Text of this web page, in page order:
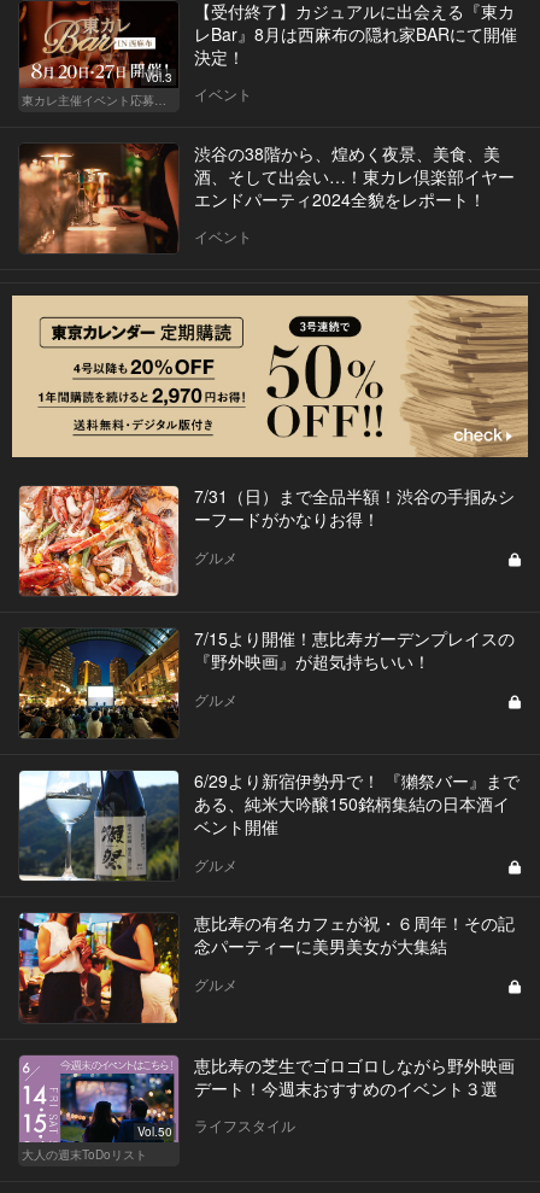
Vol.3
東カレ主催イベント応募詳細記事一覧
【受付終了】カジュアルに出会える『東カ
レBar』8月は西麻布の隠れ家BARにて開催
決定！
イベント
渋谷の38階から、煌めく夜景、美食、美
酒、そして出会い…！東カレ倶楽部イヤー
エンドパーティ2024全貌をレポート！
イベント
7/31（日）まで全品半額！渋谷の手掴みシ
ーフードがかなりお得！
グルメ
7/15より開催！恵比寿ガーデンプレイスの
『野外映画』が超気持ちいい！
グルメ
6/29より新宿伊勢丹で！ 『獺祭バー』まで
ある、純米大吟醸150銘柄集結の日本酒イ
ベント開催
グルメ
恵比寿の有名カフェが祝・６周年！その記
念パーティーに美男美女が大集結
グルメ
Vol.50
大人の週末ToDoリスト
恵比寿の芝生でゴロゴロしながら野外映画
デート！今週末おすすめのイベント３選
ライフスタイル